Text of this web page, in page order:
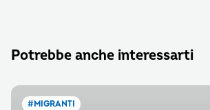
Potrebbe anche interessarti
#MIGRANTI